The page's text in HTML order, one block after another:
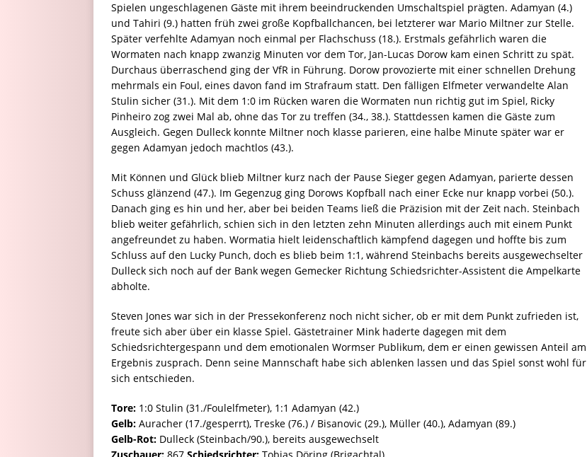
Spielen ungeschlagenen Gäste mit ihrem beeindruckenden Umschaltspiel prägten. Adamyan (4.)
und Tahiri (9.) hatten früh zwei große Kopfballchancen, bei letzterer war Mario Miltner zur Stelle.
Später verfehlte Adamyan noch einmal per Flachschuss (18.). Erstmals gefährlich waren die
Wormaten nach knapp zwanzig Minuten vor dem Tor, Jan-Lucas Dorow kam einen Schritt zu spät.
Durchaus überraschend ging der VfR in Führung. Dorow provozierte mit einer schnellen Drehung
mehrmals ein Foul, eines davon fand im Strafraum statt. Den fälligen Elfmeter verwandelte Alan
Stulin sicher (31.). Mit dem 1:0 im Rücken waren die Wormaten nun richtig gut im Spiel, Ricky
Pinheiro zog zwei Mal ab, ohne das Tor zu treffen (34., 38.). Stattdessen kamen die Gäste zum
Ausgleich. Gegen Dulleck konnte Miltner noch klasse parieren, eine halbe Minute später war er
gegen Adamyan jedoch machtlos (43.).
Mit Können und Glück blieb Miltner kurz nach der Pause Sieger gegen Adamyan, parierte dessen
Schuss glänzend (47.). Im Gegenzug ging Dorows Kopfball nach einer Ecke nur knapp vorbei (50.).
Danach ging es hin und her, aber bei beiden Teams ließ die Präzision mit der Zeit nach. Steinbach
blieb weiter gefährlich, schien sich in den letzten zehn Minuten allerdings auch mit einem Punkt
angefreundet zu haben. Wormatia hielt leidenschaftlich kämpfend dagegen und hoffte bis zum
Schluss auf den Lucky Punch, doch es blieb beim 1:1, während Steinbachs bereits ausgewechselter
Dulleck sich noch auf der Bank wegen Gemecker Richtung Schiedsrichter-Assistent die Ampelkarte
abholte.
Steven Jones war sich in der Pressekonferenz noch nicht sicher, ob er mit dem Punkt zufrieden ist,
freute sich aber über ein klasse Spiel. Gästetrainer Mink haderte dagegen mit dem
Schiedsrichtergespann und dem emotionalen Wormser Publikum, dem er einen gewissen Anteil am
Ergebnis zusprach. Denn seine Mannschaft habe sich ablenken lassen und das Spiel sonst wohl für
sich entschieden.
Tore: 1:0 Stulin (31./Foulelfmeter), 1:1 Adamyan (42.)
Gelb: Auracher (17./gesperrt), Treske (76.) / Bisanovic (29.), Müller (40.), Adamyan (89.)
Gelb-Rot: Dulleck (Steinbach/90.), bereits ausgewechselt